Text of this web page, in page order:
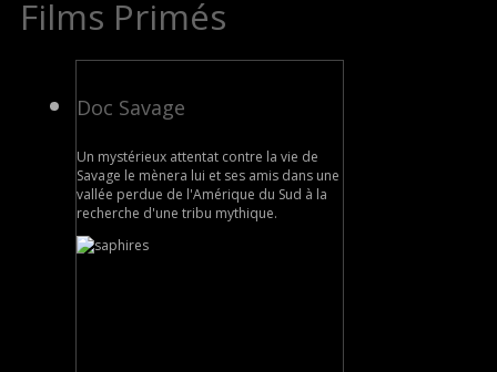
Films Primés
Doc Savage
Un mystérieux attentat contre la vie de
Savage le mènera lui et ses amis dans une
vallée perdue de l'Amérique du Sud à la
recherche d'une tribu mythique.